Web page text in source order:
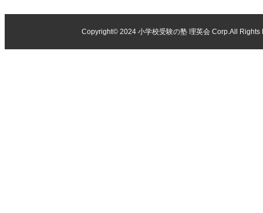
Copyright© 2024 小学校受験の塾 理英会Corp.All Rights